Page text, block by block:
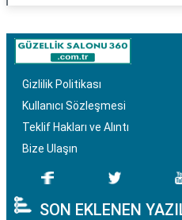
Gizlilik Politikası
Kullanıcı Sözleşmesi
Teklif Hakları ve Alıntı
Bize Ulaşın
SON EKLENEN